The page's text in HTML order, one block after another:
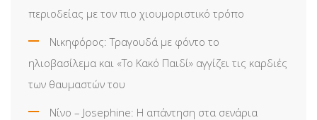
περιοδείας με τον πιο χιουμοριστικό τρόπο
Νικηφόρος: Τραγουδά με φόντο το
ηλιοβασίλεμα και «Το Κακό Παιδί» αγγίζει τις καρδιές
των θαυμαστών του
Νίνο – Josephine: Η απάντηση στα σενάρια